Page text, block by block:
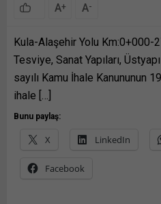
A+ A-
Kula-Alaşehir Yolu Km:0+000-
Tesviye, Sanat Yapıları,
sayılı Kamu İhale Kanununun
ihale […]
Bunu paylaş:
X LinkedIn
Facebook